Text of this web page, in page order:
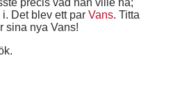
precis vad han ville ha;
Det blev ett par Vans. Titta
sina nya Vans!